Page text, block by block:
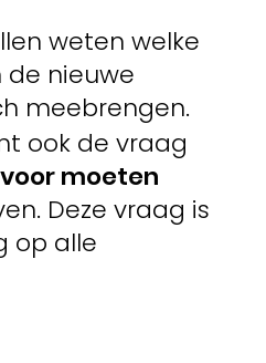
weten welke
nieuwe
meebrengen.
ook de vraag
moeten
Deze vraag is
op alle